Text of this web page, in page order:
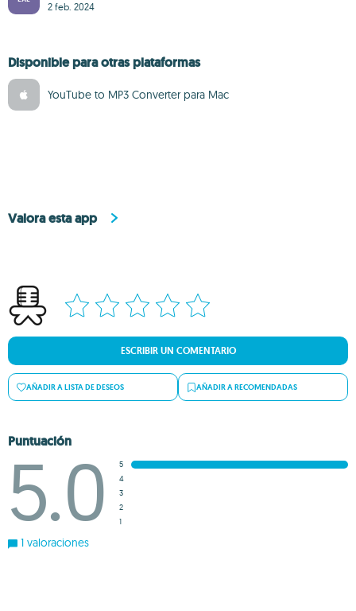
2 feb. 2024
Disponible para otras plataformas
YouTube to MP3 Converter para Mac
Valora esta app
ESCRIBIR UN COMENTARIO
AÑADIR A LISTA DE DESEOS AÑADIR A RECOMENDADAS
Puntuación
5.0
5
4
3
2
1
1 valoraciones